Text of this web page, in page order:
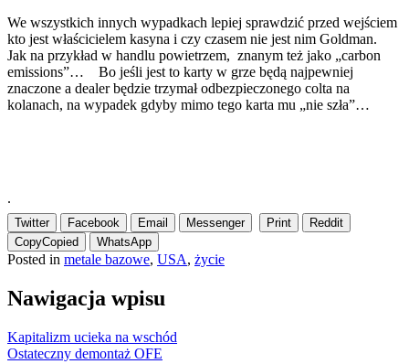
We wszystkich innych wypadkach lepiej sprawdzić przed wejściem
kto jest właścicielem kasyna i czy czasem nie jest nim Goldman.
Jak na przykład w handlu powietrzem, znanym też jako „carbon
emissions”… Bo jeśli jest to karty w grze będą najpewniej
znaczone a dealer będzie trzymał odbezpieczonego colta na
kolanach, na wypadek gdyby mimo tego karta mu „nie szła”…
.
Twitter Facebook Email Messenger Print
Reddit
CopyCopied WhatsApp
Posted in metale bazowe, USA, życie
Nawigacja wpisu
Kapitalizm ucieka na wschód
Ostateczny demontaż OFE